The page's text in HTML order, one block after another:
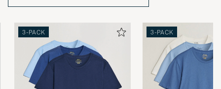
3-PACK 3-PACK